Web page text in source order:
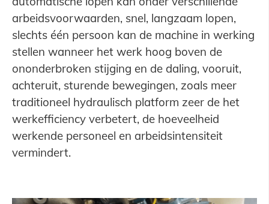
arbeidsvoorwaarden, snel, langzaam lopen,
slechts één persoon kan de machine in werking
stellen wanneer het werk hoog boven de
ononderbroken stijging en de daling, vooruit,
achteruit, sturende bewegingen, zoals meer
traditioneel hydraulisch platform zeer de het
werkefficiency verbetert, de hoeveelheid
werkende personeel en arbeidsintensiteit
vermindert.